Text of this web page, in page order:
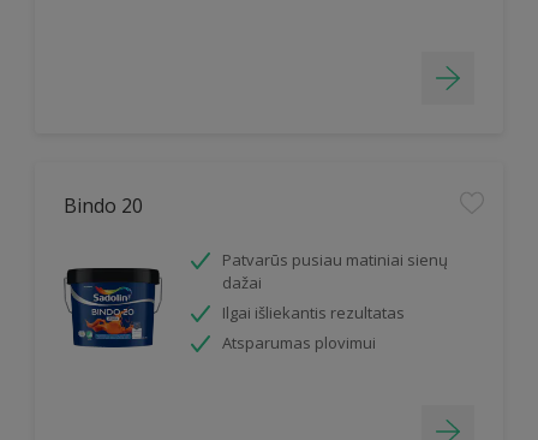
Bindo 20
Patvarūs pusiau matiniai sienų
dažai
Ilgai išliekantis rezultatas
Atsparumas plovimui